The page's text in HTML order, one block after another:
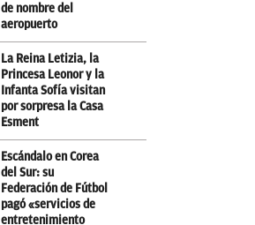
de nombre del
aeropuerto
La Reina Letizia, la
Princesa Leonor y la
Infanta Sofía visitan
por sorpresa la Casa
Esment
Escándalo en Corea
del Sur: su
Federación de Fútbol
pagó «servicios de
entretenimiento